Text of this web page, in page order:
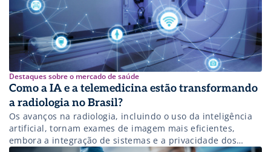
Destaques sobre o mercado de saúde
Como a IA e a telemedicina estão transformando
a radiologia no Brasil?
Os avanços na radiologia, incluindo o uso da inteligência
artificial, tornam exames de imagem mais eficientes,
embora a integração de sistemas e a privacidade dos